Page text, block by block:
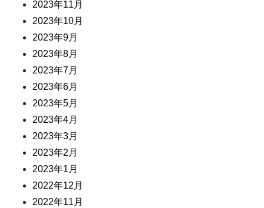
2023年11月
2023年10月
2023年9月
2023年8月
2023年7月
2023年6月
2023年5月
2023年4月
2023年3月
2023年2月
2023年1月
2022年12月
2022年11月